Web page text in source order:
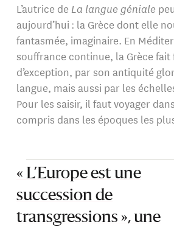
L’autrice de La langue géniale
aujourd’hui : la Grèce dont elle
fantasmée, imaginaire. En
souffrance continue, la Grèce fait
d’exception, par son antiquité
langue, mais aussi par les
Pour les saisir, il faut voyager
compris dans les époques les
« L’Europe est une
succession de
transgressions », une